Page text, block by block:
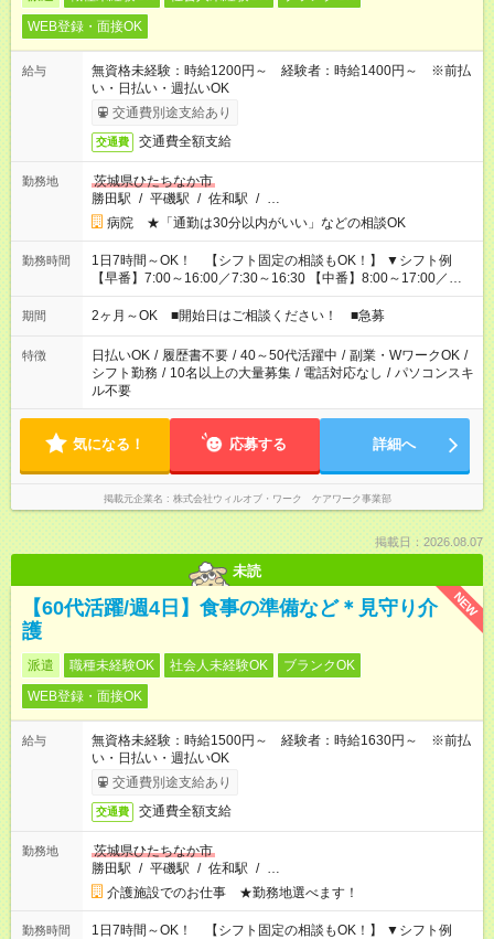
WEB登録・面接OK
給与
無資格未経験：時給1200円～ 経験者：時給1400円～ ※前払
い・日払い・週払いOK
交通費別途支給あり
交通費 交通費全額支給
勤務地
茨城県ひたちなか市
勝田駅 / 平磯駅 / 佐和駅 / …
病院 ★「通勤は30分以内がいい」などの相談OK
勤務時間
1日7時間～OK！ 【シフト固定の相談もOK！】 ▼シフト例
【早番】7:00～16:00／7:30～16:30 【中番】8:00～17:00／
9:00～18:00 【遅番】11:00～20:00／13:00～22:00 「〇時まで
には帰りたい」 「〇時からしか出勤できない」 などの相談OK！
期間 2ヶ月～OK ■開始日はご相談ください！ ■急募
特徴 日払いOK / 履歴書不要 / 40～50代活躍中 / 副業・WワークOK /
シフト勤務 / 10名以上の大量募集 / 電話対応なし / パソコンスキ
ル不要
気になる！ 応募する 詳細へ
掲載元企業名 株式会社ウィルオブ・ワーク ケアワーク事業部
掲載日：2026.08.07
未読
NEW
【60代活躍/週4日】食事の準備など＊見守り介
護
派遣 職種未経験OK 社会人未経験OK
ブランクOK
WEB登録・面接OK
給与
無資格未経験：時給1500円～ 経験者：時給1630円～ ※前払
い・日払い・週払いOK
交通費別途支給あり
交通費 交通費全額支給
勤務地
茨城県ひたちなか市
勝田駅 / 平磯駅 / 佐和駅 / …
介護施設でのお仕事 ★勤務地選べます！
勤務時間
1日7時間～OK！ 【シフト固定の相談もOK！】 ▼シフト例